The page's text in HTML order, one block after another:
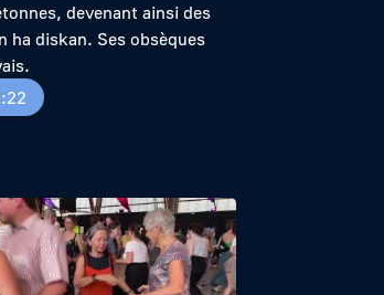
devenant ainsi des
ha diskan. Ses obsèques